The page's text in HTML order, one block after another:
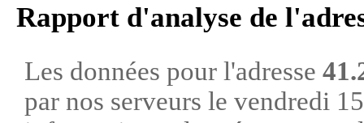
PaysTunisia -165.51.23.100
Pays
Tunisia -
Pays
Tunisia -197.28.165.214
Pays Tunisia - 196.225.1.164
Rapport d'analyse de
Les données pour l'adresse
par nos serveurs le vendredi